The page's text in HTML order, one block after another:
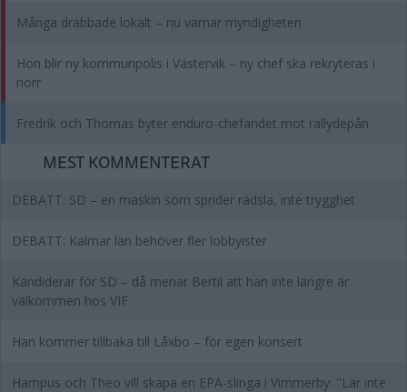
Många drabbade lokalt – nu varnar myndigheten
Hon blir ny kommunpolis i Västervik – ny chef ska rekryteras i
norr
Fredrik och Thomas byter enduro-chefandet mot rallydepån
MEST KOMMENTERAT
DEBATT: SD – en maskin som sprider rädsla, inte trygghet
DEBATT: Kalmar län behöver fler lobbyister
Kandiderar för SD – då menar Bertil att han inte längre är
välkommen hos VIF
Han kommer tillbaka till Låxbo – för egen konsert
Hampus och Theo vill skapa en EPA-slinga i Vimmerby: "Lär inte